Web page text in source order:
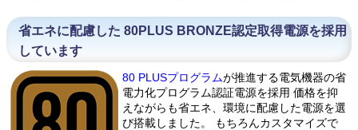
省エネに配慮した 80PLUS BRONZE認定取得電源を採用
しています
80 PLUSプログラムが推進する電気機器の省
電力化プログラム認証電源を採用 価格を抑
えながらも省エネ、環境に配慮した電源を選
び搭載しました。 もちろんカスタマイズで